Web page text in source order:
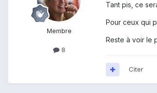
Membre
8
Tant pis, ce
Pour ceux qui
Reste à voir le
Citer